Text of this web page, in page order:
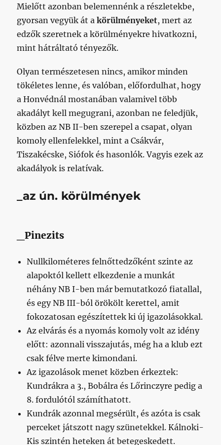
Mielőtt azonban belemennénk a részletekbe,
gyorsan vegyük át akörülményeket, mert az
edzők szeretnek a körülményekre hivatkozni,
mint hátráltató tényezők.
Olyan természetesen nincs, amikor minden
tökéletes lenne, és valóban, előfordulhat, hogy
a Honvédnál mostanában valamivel több
akadályt kell megugrani, azonban ne feledjük,
közben az NB II-ben szerepel a csapat, olyan
komoly ellenfelekkel, mint a Csákvár,
Tiszakécske, Siófok és hasonlók. Vagyis ezek az
akadályok is relatívak.
_az ún. körülmények
_Pinezits
Nullkilométeres felnőttedzőként szinte az
alapoktól kellett elkezdenie a munkát
néhány NB I-ben már bemutatkozó fiatallal,
és egy NB III-ból örökölt kerettel, amit
fokozatosan egészítettek ki új igazolásokkal.
Az elvárás és a nyomás komoly volt az idény
előtt: azonnali visszajutás, még ha a klub ezt
csak félve merte kimondani.
Az igazolások menet közben érkeztek:
Kundrákra a 3., Bobálra és Lőrinczyre pedig a
8. fordulótól számíthatott.
Kundrák azonnal megsérült, és azóta is csak
perceket játszott nagy szünetekkel. Kálnoki-
Kis szintén heteken át betegeskedett.